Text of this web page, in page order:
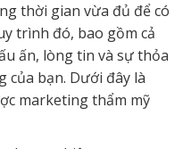
thời gian vừa đủ để có
trình đó, bao gồm cả
ấn, lòng tin và sự thỏa
của bạn. Dưới đây là
marketing thẩm mỹ